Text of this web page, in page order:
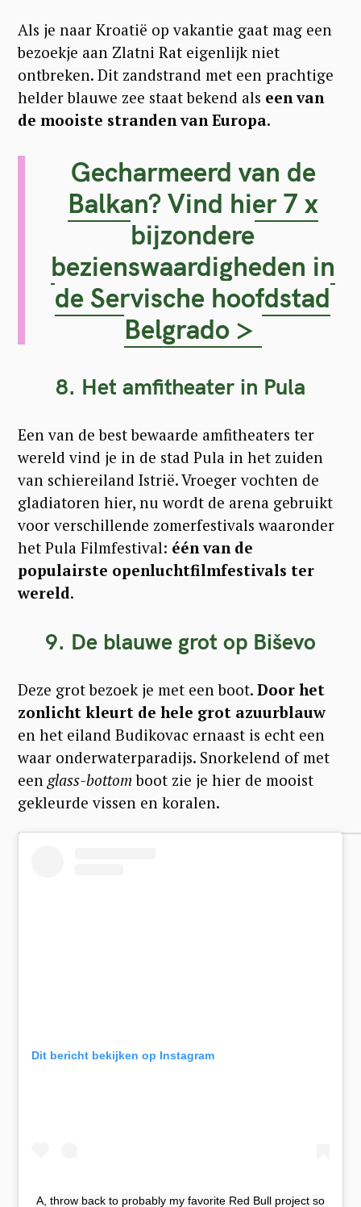
Als je naar Kroatië op vakantie gaat mag een
bezoekje aan Zlatni Rat eigenlijk niet
ontbreken. Dit zandstrand met een prachtige
helder blauwe zee staat bekend als een van
de mooiste stranden van Europa.
Gecharmeerd van de
Balkan? Vind hier 7 x
bijzondere
bezienswaardigheden in
de Servische hoofdstad
Belgrado >
8. Het amfitheater in Pula
Een van de best bewaarde amfitheaters ter
wereld vind je in de stad Pula in het zuiden
van schiereiland Istrië. Vroeger vochten de
gladiatoren hier, nu wordt de arena gebruikt
voor verschillende zomerfestivals waaronder
het Pula Filmfestival: één van de
populairste openluchtfilmfestivals ter
wereld.
9. De blauwe grot op Biševo
Deze grot bezoek je met een boot. Door het
zonlicht kleurt de hele grot azuurblauw
en het eiland Budikovac ernaast is echt een
waar onderwaterparadijs. Snorkelend of met
een glass-bottom boot zie je hier de mooist
gekleurde vissen en koralen.
Dit bericht bekijken op Instagram
A, throw back to probably my favorite Red Bull project so
e
a
r
h
f
o